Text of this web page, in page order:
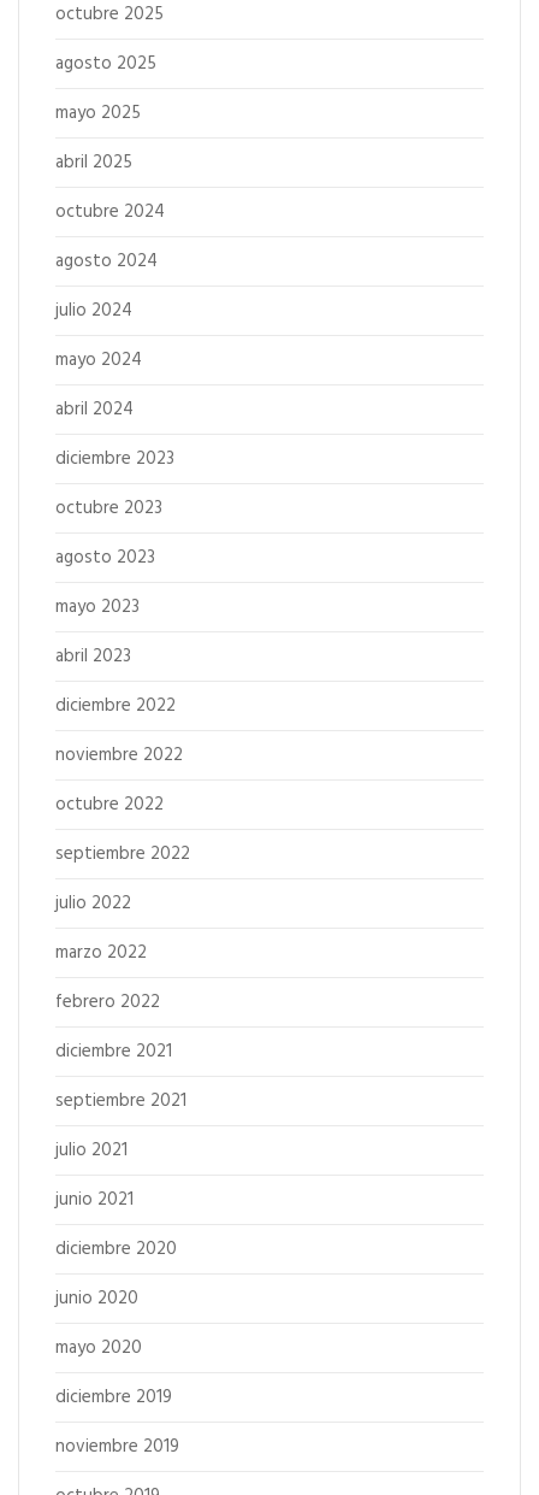
octubre 2025
agosto 2025
mayo 2025
abril 2025
octubre 2024
agosto 2024
julio 2024
mayo 2024
abril 2024
diciembre 2023
octubre 2023
agosto 2023
mayo 2023
abril 2023
diciembre 2022
noviembre 2022
octubre 2022
septiembre 2022
julio 2022
marzo 2022
febrero 2022
diciembre 2021
septiembre 2021
julio 2021
junio 2021
diciembre 2020
junio 2020
mayo 2020
diciembre 2019
noviembre 2019